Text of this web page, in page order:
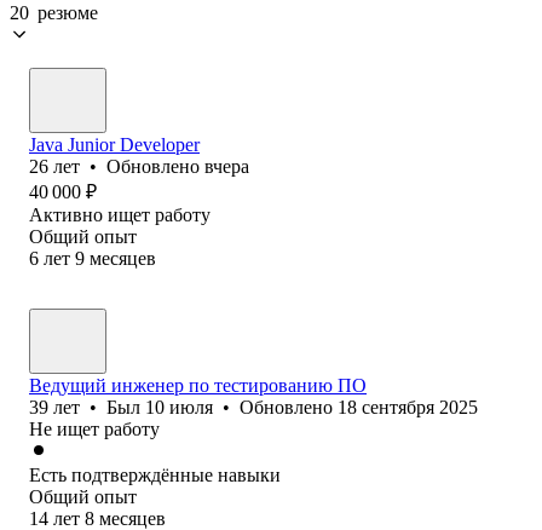
20 резюме
Java Junior Developer
26 лет • Обновлено вчера
40 000 ₽
Активно ищет работу
Общий опыт
6 лет 9 месяцев
Ведущий инженер по тестированию ПО
39 лет • Был 10 июля • Обновлено 18 сентября 2025
Не ищет работу
Есть подтверждённые навыки
Общий опыт
14 лет 8 месяцев